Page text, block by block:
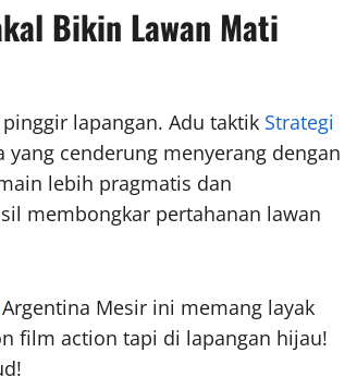
Bikin Lawan Mati
lapangan. Adu taktik Strategi
cenderung menyerang dengan
lebih pragmatis dan
membongkar pertahanan lawan
Argentina Mesir ini memang layak
film action tapi di lapangan hijau!